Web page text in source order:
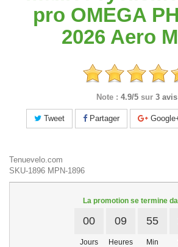
pro OMEGA
2026 Aero
Note : 4.9/5 sur 3 avis
Tweet Partager
Tenuevelo.com
SKU-1896 MPN-1896
La promotion se termine
00
Jours
09
Heures
55
Min